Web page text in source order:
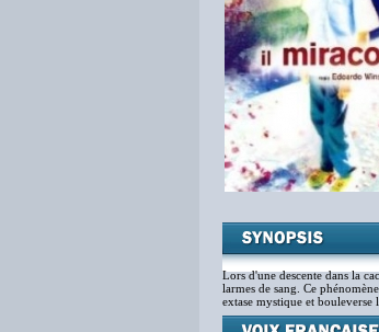
Lors d'une descente dans la
larmes de sang. Ce
extase mystique et bouleverse